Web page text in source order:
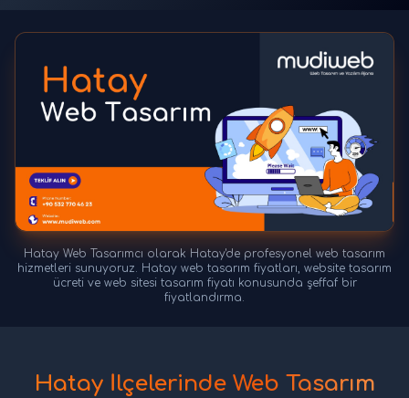
Hatay Web Tasarımcı olarak Hatay'de profesyonel web tasarım
hizmetleri sunuyoruz. Hatay web tasarım fiyatları, website tasarım
ücreti ve web sitesi tasarım fiyatı konusunda şeffaf bir
fiyatlandırma.
Hatay İlçelerinde Web Tasarım